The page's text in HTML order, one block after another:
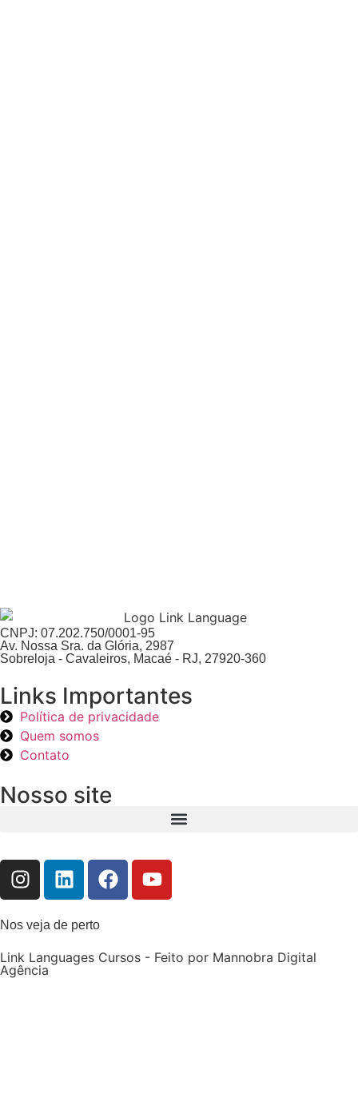
CNPJ: 07.202.750/0001-95
Av. Nossa Sra. da Glória, 2987
Sobreloja - Cavaleiros, Macaé - RJ, 27920-360
Links Importantes
Política de privacidade
Quem somos
Contato
Nosso site
Nos veja de perto
Link Languages Cursos - Feito por Mannobra Digital
Agência